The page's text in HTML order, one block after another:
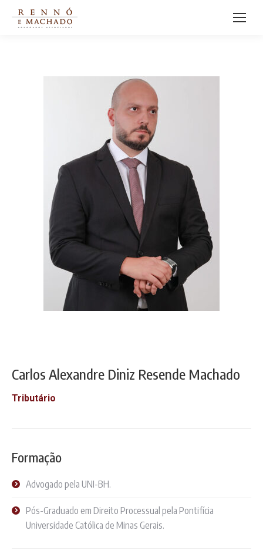
Carlos Alexandre Diniz Resende Machado
Tributário
Formação
Advogado pela UNI-BH.
Pós-Graduado em Direito Processual pela Pontifícia
Universidade Católica de Minas Gerais.